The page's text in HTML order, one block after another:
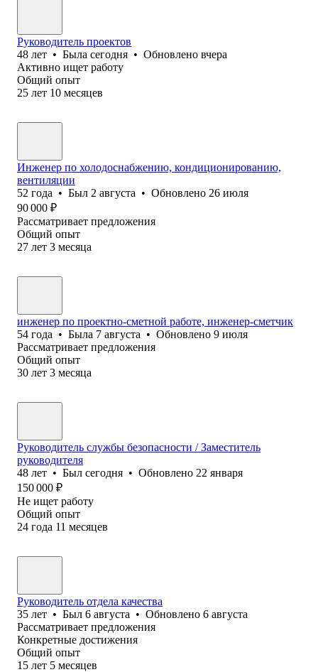
Руководитель проектов
48 лет • Была сегодня • Обновлено вчера
Активно ищет работу
Общий опыт
25 лет 10 месяцев
Инженер по холодоснабжению, кондиционированию,
вентиляции
52 года • Был 2 августа • Обновлено 26 июля
90 000 ₽
Рассматривает предложения
Общий опыт
27 лет 3 месяца
инженер по проектно-сметной работе, инженер-сметчик
54 года • Была 7 августа • Обновлено 9 июля
Рассматривает предложения
Общий опыт
30 лет 3 месяца
Руководитель службы безопасности / Заместитель
руководителя
48 лет • Был сегодня • Обновлено 22 января
150 000 ₽
Не ищет работу
Общий опыт
24 года 11 месяцев
Руководитель отдела качества
35 лет • Был 6 августа • Обновлено 6 августа
Рассматривает предложения
Конкретные достижения
Общий опыт
15 лет 5 месяцев